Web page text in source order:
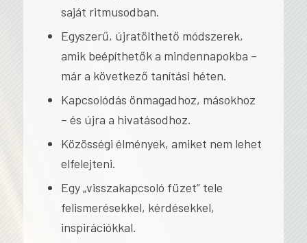
saját ritmusodban.
Egyszerű, újratölthető módszerek,
amik beépíthetők a mindennapokba –
már a következő tanítási héten.
Kapcsolódás önmagadhoz, másokhoz
– és újra a hivatásodhoz.
Közösségi élmények, amiket nem lehet
elfelejteni.
Egy „visszakapcsoló füzet” tele
felismerésekkel, kérdésekkel,
inspirációkkal.